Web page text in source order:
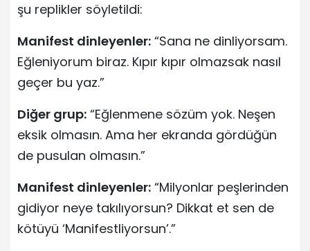
şu replikler söyletildi:
Manifest dinleyenler: “Sana ne dinliyorsam.
Eğleniyorum biraz. Kıpır kıpır olmazsak nasıl
geçer bu yaz.”
Diğer grup: “Eğlenmene sözüm yok. Neşen
eksik olmasın. Ama her ekranda gördüğün
de pusulan olmasın.”
Manifest dinleyenler: “Milyonlar peşlerinden
gidiyor neye takılıyorsun? Dikkat et sen de
kötüyü ‘Manifestliyorsun’.”